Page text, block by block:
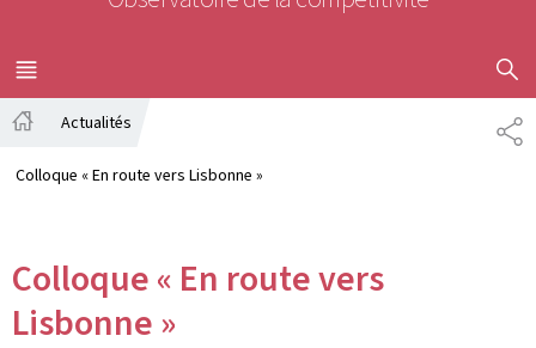
MENU
PRINCIPAL
Actualités
Colloque « En route vers Lisbonne »
Colloque « En route vers
Lisbonne »